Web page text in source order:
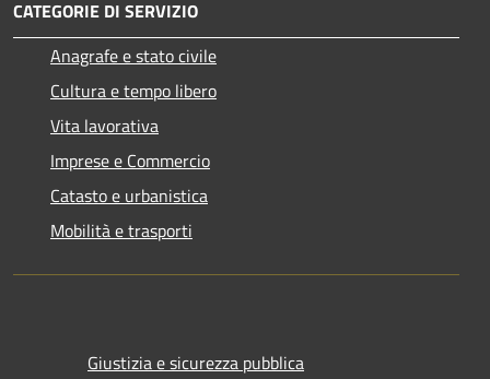
CATEGORIE DI SERVIZIO
Anagrafe e stato civile
Cultura e tempo libero
Vita lavorativa
Imprese e Commercio
Catasto e urbanistica
Mobilità e trasporti
Giustizia e sicurezza pubblica